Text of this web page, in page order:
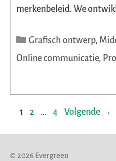
merkenbeleid. We
Categorieën
Grafisch ontwerp,
Online communicatie,
Pagina
1 Pagina
2 … Pagina
4 Volgende →
© 2026 Evergreen